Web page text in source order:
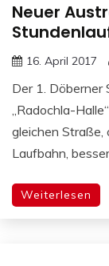
Neuer
16. April 2017
Der 1.
„Radochla-
gleichen
Laufbahn,
Weiterlesen